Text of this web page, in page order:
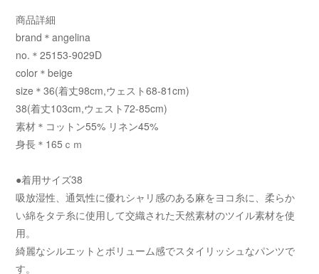
商品詳細
brand＊angelina
no.＊25153-9029D
color＊beige
size＊36(着丈98cm,ウェスト68-81cm)
38(着丈103cm,ウェスト72-85cm)
素材＊コットン55% リネン45%
身長＊165ｃｍ
●着用サイズ38
吸放湿性、通気性に優れシャリ感のある麻をヨコ糸に、柔らか
い綿をタテ糸に使用して交織された天然素材のツイル素材を使
用。
綺麗なシルエットとボリューム感でスタイリッシュなパンツで
す。